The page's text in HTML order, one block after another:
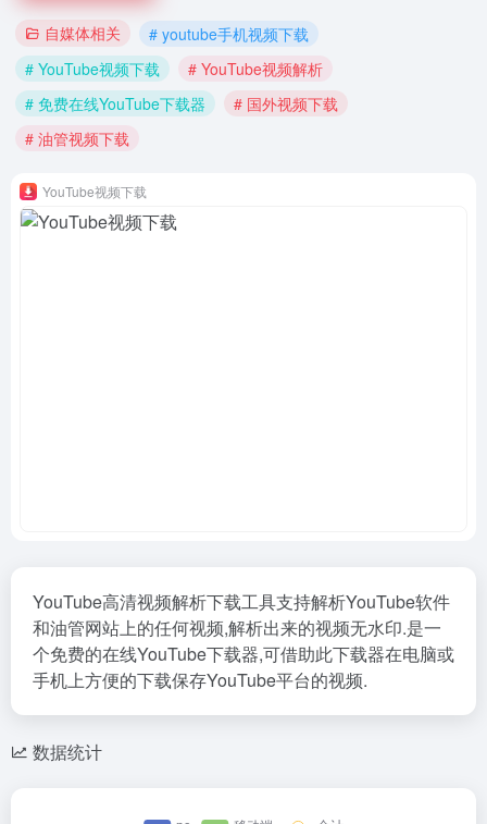
自媒体相关
# youtube手机视频下载
# YouTube视频下载
# YouTube视频解析
# 免费在线YouTube下载器
# 国外视频下载
# 油管视频下载
YouTube视频下载
YouTube高清视频解析下载工具支持解析YouTube软件
和油管网站上的任何视频,解析出来的视频无水印.是一
个免费的在线YouTube下载器,可借助此下载器在电脑或
手机上方便的下载保存YouTube平台的视频.
数据统计